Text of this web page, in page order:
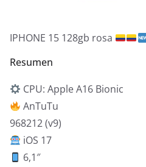
IPHONE 15 128gb rosa
Resumen
CPU: Apple A16 Bionic
AnTuTu
968212 (v9)
iOS 17
6,1″